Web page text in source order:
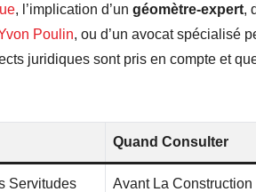
, l’implication d’un géomètre-expert,
Poulin, ou d’un avocat spécialisé
juridiques sont pris en compte et
Quand Consulter
Servitudes Avant La Construction